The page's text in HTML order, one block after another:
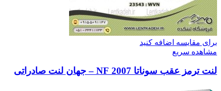
برای مقایسه اضافه کنید
مشاهده سریع
لنت ترمز عقب سوناتا 2007 NF – جهان لنت صادراتی